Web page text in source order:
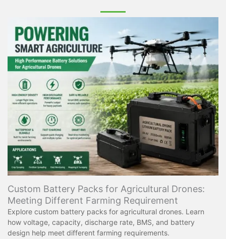
Custom Battery Packs for Agricultural Drones:
Meeting Different Farming Requirement
Explore custom battery packs for agricultural drones. Learn
how voltage, capacity, discharge rate, BMS, and battery
design help meet different farming requirements.